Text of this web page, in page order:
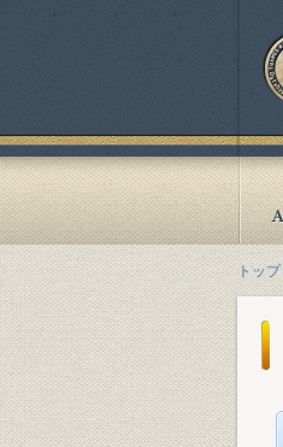
トップ